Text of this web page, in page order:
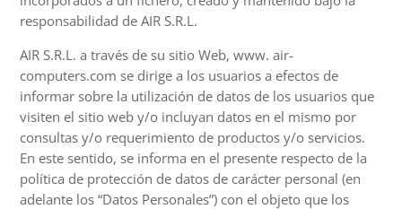
responsabilidad de AIR S.R.L.
AIR S.R.L. a través de su sitio Web, www. air-
computers.com se dirige a los usuarios a efectos de
informar sobre la utilización de datos de los usuarios que
visiten el sitio web y/o incluyan datos en el mismo por
consultas y/o requerimiento de productos y/o servicios.
En este sentido, se informa en el presente respecto de la
política de protección de datos de carácter personal (en
adelante los “Datos Personales”) con el objeto que los